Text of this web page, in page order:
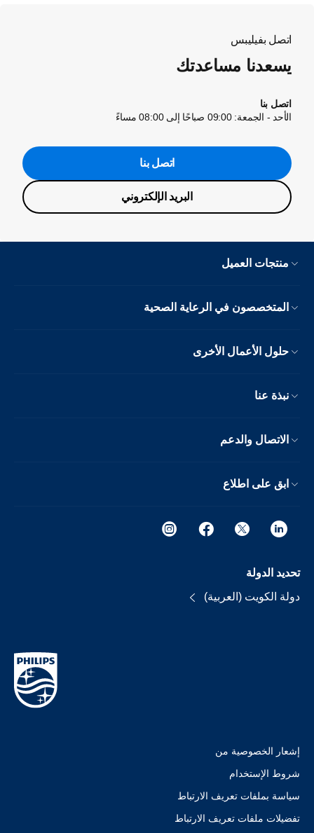
اتصل بفيليبس
يسعدنا مساعدتك
اتصل بنا
الأحد - الجمعة: 09:00 صباحًا إلى 08:00 مساءً
اتصل بنا
البريد الإلكتروني
منتجات العميل
المتخصصون في الرعاية الصحية
حلول الأعمال الأخرى
نبذة عنا
الاتصال والدعم
ابق على اطلاع
تحديد الدولة
دولة الكويت (العربية)
إشعار الخصوصية من
شروط الإستخدام
سياسة بملفات تعريف الارتباط
تفضيلات ملفات تعريف الارتباط